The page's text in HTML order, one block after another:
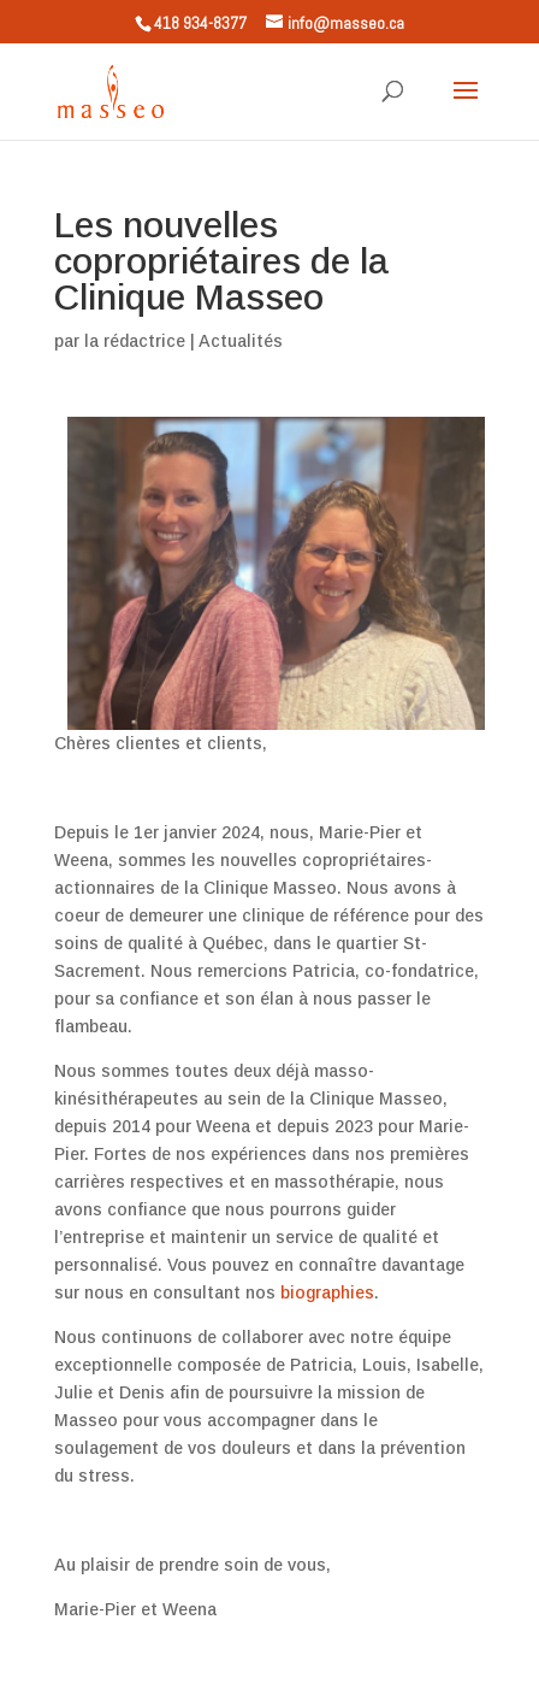
418 934-8377 info@masseo.ca
Les nouvelles
copropriétaires de la
Clinique Masseo
par la rédactrice| Actualités
Chères clientes et clients,
Depuis le 1er janvier 2024, nous, Marie-Pier et
Weena, sommes les nouvelles copropriétaires-
actionnaires de la Clinique Masseo. Nous avons à
coeur de demeurer une clinique de référence pour des
soins de qualité à Québec, dans le quartier St-
Sacrement. Nous remercions Patricia, co-fondatrice,
pour sa confiance et son élan à nous passer le
flambeau.
Nous sommes toutes deux déjà masso-
kinésithérapeutes au sein de la Clinique Masseo,
depuis 2014 pour Weena et depuis 2023 pour Marie-
Pier. Fortes de nos expériences dans nos premières
carrières respectives et en massothérapie, nous
avons confiance que nous pourrons guider
l’entreprise et maintenir un service de qualité et
personnalisé. Vous pouvez en connaître davantage
sur nous en consultant nos biographies.
Nous continuons de collaborer avec notre équipe
exceptionnelle composée de Patricia, Louis, Isabelle,
Julie et Denis afin de poursuivre la mission de
Masseo pour vous accompagner dans le
soulagement de vos douleurs et dans la prévention
du stress.
Au plaisir de prendre soin de vous,
Marie-Pier et Weena